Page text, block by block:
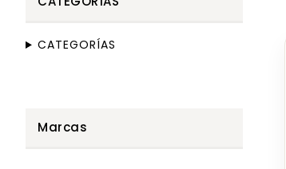
CATEGORÍAS
Marcas